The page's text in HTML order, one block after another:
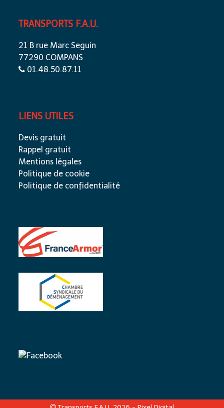
TRANSPORTS F.A.U.
21 B rue Marc Seguin
77290 COMPANS
01.48.50.87.11
LIENS UTILES
Devis gratuit
Rappel gratuit
Mentions légales
Politique de cookie
Politique de confidentialité